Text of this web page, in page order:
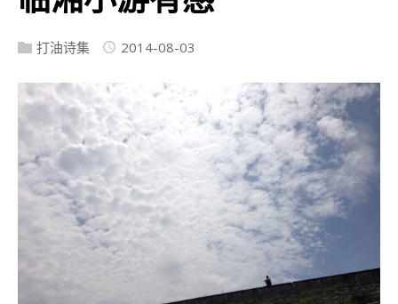
打油诗集 2014-08-03